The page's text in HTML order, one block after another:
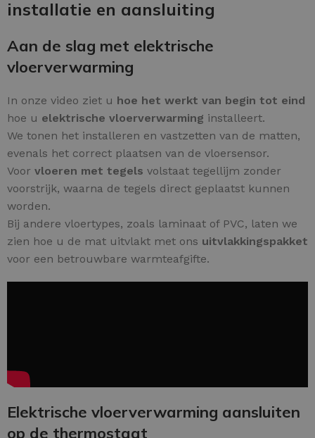
installatie en aansluiting
Aan de slag met elektrische
vloerverwarming
In onze video ziet u hoe het werkt van begin tot eind
hoe u elektrische vloerverwarming installeert.
We tonen het installeren en vastzetten van de matten,
evenals het correct plaatsen van de vloersensor.
Voor vloeren met tegels volstaat tegellijm zonder
voorstrijk, waarna de tegels direct geplaatst kunnen
worden.
Bij andere vloertypes, zoals laminaat of PVC, laten we
zien hoe u de mat uitvlakt met ons uitvlakkingspakket
voor een betrouwbare warmteafgifte.
Elektrische vloerverwarming aansluiten
op de thermostaat